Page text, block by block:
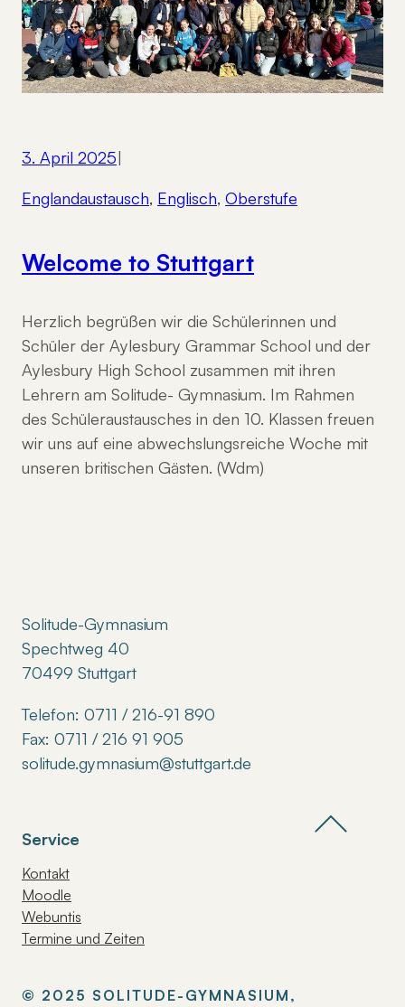
3. April 2025|
Englandaustausch, Englisch, Oberstufe
Welcome to Stuttgart
Herzlich begrüßen wir die Schülerinnen und
Schüler der Aylesbury Grammar School und der
Aylesbury High School zusammen mit ihren
Lehrern am Solitude- Gymnasium. Im Rahmen
des Schüleraustausches in den 10. Klassen freuen
wir uns auf eine abwechslungsreiche Woche mit
unseren britischen Gästen. (Wdm)
Solitude-Gymnasium
Spechtweg 40
70499 Stuttgart
Telefon: 0711 / 216-91 890
Fax: 0711 / 216 91 905
solitude.gymnasium@stuttgart.de
Service
Kontakt
Moodle
Webuntis
Termine und Zeiten
© 2025 SOLITUDE-GYMNASIUM,